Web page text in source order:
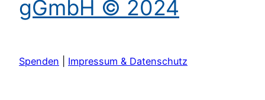
gGmbH © 2024
Spenden Impressum & Datenschutz